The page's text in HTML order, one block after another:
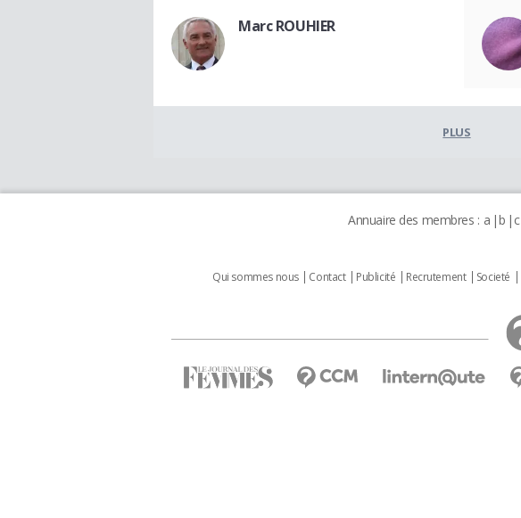
Marc ROUHIER
PLUS
Annuaire des membres : a b c
Qui sommes nous Contact Publicité Recrutement Societé